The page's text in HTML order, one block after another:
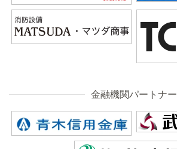
金融機関パートナー